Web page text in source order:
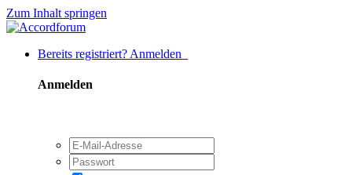
Zum Inhalt springen
Bereits registriert? Anmelden
Anmelden